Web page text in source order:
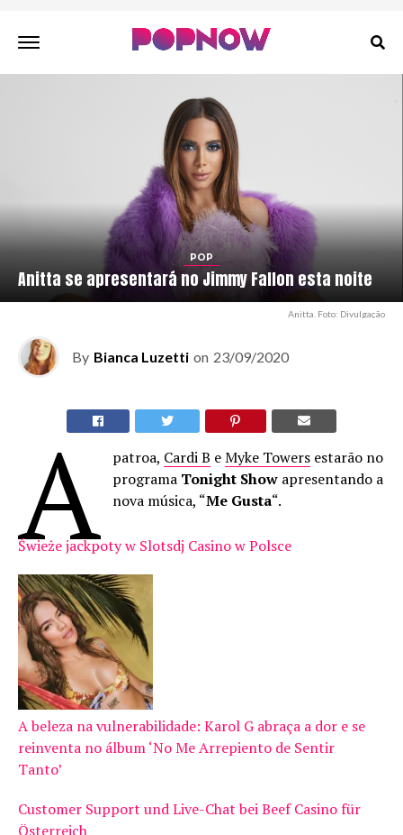
POP
Anitta se apresentará no Jimmy Fallon esta noite
Anitta. Foto: Divulgação
By Bianca Luzetti on 23/09/2020
A patroa, Cardi B eMyke Towers estarão no
programa Tonight Show apresentando a
nova música, “Me Gusta“.
Świeże jackpoty w Slotsdj Casino w Polsce
A beleza na vulnerabilidade: Karol G abraça a dor e se
reinventa no álbum ‘No Me Arrepiento de Sentir
Tanto’
Customer Support und Live-Chat bei Beef Casino für
Österreich